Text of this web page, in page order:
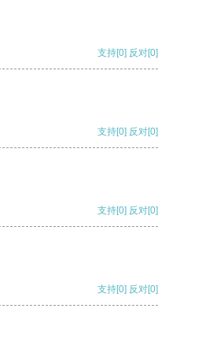
支持[0] 反对[0]
支持[0] 反对[0]
支持[0] 反对[0]
支持[0] 反对[0]